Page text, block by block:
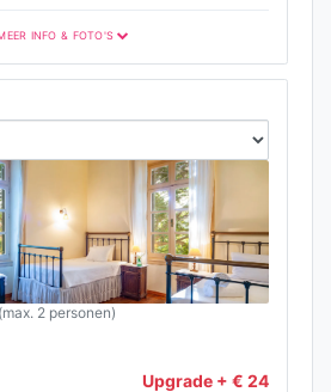
INFO & FOTO'S
(max. 2 personen)
Upgrade + € 24